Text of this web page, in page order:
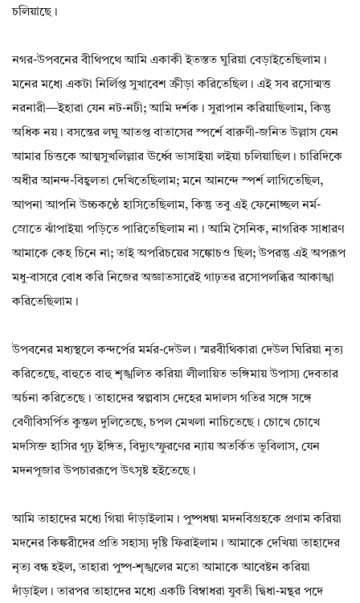
চলিয়াছে।
নগর-উপবনের বীথিপথে আমি একাকী ইতস্তত ঘুরিয়া বেড়াইতেছিলাম।
মনের মধ্যে একটা নির্লিপ্ত সুখাবেশ ক্রীড়া করিতেছিল। এই সব রসোন্মত্ত
নরনারী—ইহারা যেন নট-নটী; আমি দর্শক। সুরাপান করিয়াছিলাম, কিন্তু
অধিক নয়। বসন্তের লঘু আতপ্ত বাতাসের স্পর্শে বারুণী-জনিত উল্লাস যেন
আমার চিত্তকে আত্মসুখলিল্লার ঊর্ধ্বে ভাসাইয়া লইয়া চলিয়াছিল। চারিদিকে
অধীর আনন্দ-বিহ্বলতা দেখিতেছিলাম; মনে আনন্দে স্পর্শ লাগিতেছিল,
আপনা আপনি উচ্চকণ্ঠে হাসিতেছিলাম, কিন্তু তবু এই ফেনোচ্ছল নর্ম-
স্রোতে ঝাঁপাইয়া পড়িতে পারিতেছিলাম না। আমি সৈনিক, নাগরিক সাধারণ
আমাকে কেহ চিনে না; তাই অপরিচয়ের সঙ্কোচও ছিল; উপরন্তু এই অপরূপ
মধু-বাসরে বোধ করি নিজের অজ্ঞাতসারেই গাঢ়তর রসোপলব্ধির আকাঙ্খা
করিতেছিলাম।
উপবনের মধ্যস্থলে কন্দর্পের মর্মর-দেউল। স্মরবীথিকারা দেউল ঘিরিয়া নৃত্য
করিতেছে, বাহুতে বাহু শৃঙ্খলিত করিয়া লীলায়িত ভঙ্গিমায় উপাস্য দেবতার
অর্চনা করিতেছে। তাহাদের স্বল্পবাস দেহের মদালস গতির সঙ্গে সঙ্গে
বেণীবিসর্পিত কুন্তল দুলিতেছে, চপল মেখলা নাচিতেছে। চোখে চোখে
মদসিক্ত হাসির গূঢ় ইঙ্গিত, বিদ্যুৎস্ফুরণের ন্যায় অতর্কিত ভূবিলাস, যেন
মদনপূজার উপচাররূপে উৎসৃষ্ট হইতেছে।
আমি তাহাদের মধ্যে গিয়া দাঁড়াইলাম। পুষ্পধন্বা মদনবিগ্রহকে প্রণাম করিয়া
মদনের কিঙ্করীদের প্রতি সহাস্য দৃষ্টি ফিরাইলাম। আমাকে দেখিয়া তাহাদের
নৃত্য বন্ধ হইল, তাহারা পুষ্প-শৃঙ্খলের মতো আমাকে আবেষ্টন করিয়া
দাঁড়াইল। তারপর তাহাদের মধ্যে একটি বিম্বাধরা যুবতী দ্বিধা-মন্থর পদে